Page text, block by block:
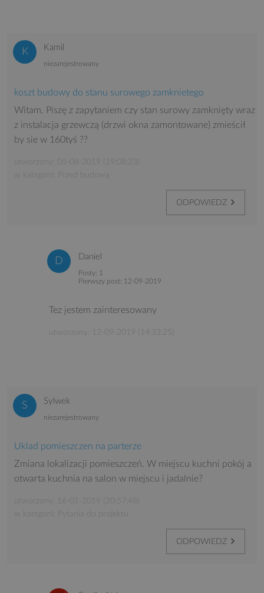
Kamil
niezarejestrowany
koszt budowy do stanu surowego zamknietego
Witam. Piszę z zapytaniem czy stan surowy zamknięty wraz
z instalacja grzewczą (drzwi okna zamontowane) zmieścił
by sie w 160tyś ??
utworzony: 05-08-2019 (19:08:23)
w kategorii: Przed budową
ODPOWIEDZ
Daniel
Posty: 1
Pierwszy post: 12-09-2019
Tez jestem zainteresowany
utworzony: 12-09-2019 (14:33:25)
Sylwek
niezarejestrowany
Uklad pomieszczen na parterze
Zmiana lokalizacji pomieszczeń. W miejscu kuchni pokój a
otwarta kuchnia na salon w miejscu i jadalnie?
utworzony: 16-01-2019 (20:57:48)
w kategorii: Pytania do projektu
ODPOWIEDZ